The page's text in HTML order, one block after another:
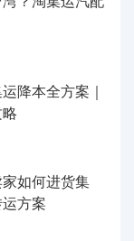
降本全方案｜
如何进货集
方案